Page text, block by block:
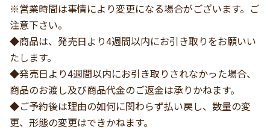
※営業時間は事情により変更になる場合がございます。ご
注意下さい。
◆商品は、発売日より4週間以内にお引き取りをお願いい
たします。
◆発売日より4週間以内にお引き取りされなかった場合、
商品のお渡し及び商品代金のご返金は承りかねます。
◆ご予約後は理由の如何に関わらず払い戻し、数量の変
更、形態の変更はできかねます。